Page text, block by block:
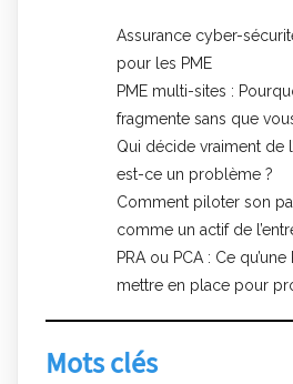
Assurance cyber-
pour les PME
PME multi-sites :
fragmente sans que
Qui décide vraiment de
est-ce un problème ?
Comment piloter son
comme un actif de
PRA ou PCA : Ce
mettre en place pour
Mots clés